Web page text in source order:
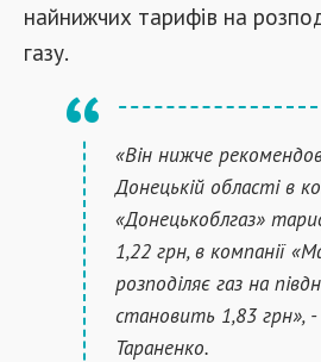
найнижчих тарифів на
газу.
«Він нижче
Донецькій області в
«Донецькоблгаз»
1,22 грн, в компанії
розподіляє газ на
становить 1,83 грн»,
Тараненко.